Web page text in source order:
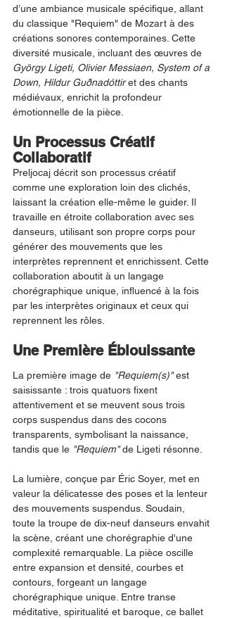
d’une ambiance musicale spécifique, allant
du classique "Requiem" de Mozart à des
créations sonores contemporaines. Cette
diversité musicale, incluant des œuvres de
György Ligeti, Olivier Messiaen, System of a
Down, Hildur Guðnadóttir et des chants
médiévaux, enrichit la profondeur
émotionnelle de la pièce.
Un Processus Créatif
Collaboratif
Preljocaj décrit son processus créatif
comme une exploration loin des clichés,
laissant la création elle-même le guider. Il
travaille en étroite collaboration avec ses
danseurs, utilisant son propre corps pour
générer des mouvements que les
interprètes reprennent et enrichissent. Cette
collaboration aboutit à un langage
chorégraphique unique, influencé à la fois
par les interprètes originaux et ceux qui
reprennent les rôles.
Une Première Éblouissante
La première image de "Requiem(s)" est
saisissante : trois quatuors fixent
attentivement et se meuvent sous trois
corps suspendus dans des cocons
transparents, symbolisant la naissance,
tandis que le "Requiem" de Ligeti résonne.
La lumière, conçue par Éric Soyer, met en
valeur la délicatesse des poses et la lenteur
des mouvements suspendus. Soudain,
toute la troupe de dix-neuf danseurs envahit
la scène, créant une chorégraphie d'une
complexité remarquable. La pièce oscille
entre expansion et densité, courbes et
contours, forgeant un langage
chorégraphique unique. Entre transe
méditative, spiritualité et baroque, ce ballet